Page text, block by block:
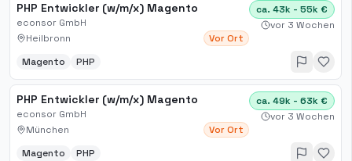
PHP Entwickler (w/m/x) Magento
econsor GmbH
Heilbronn
Vor Ort
ca. 43k - 55k €
vor 3 Wochen
Magento PHP
PHP Entwickler (w/m/x) Magento
econsor GmbH
München
Vor Ort
ca. 49k - 63k €
vor 3 Wochen
Magento PHP